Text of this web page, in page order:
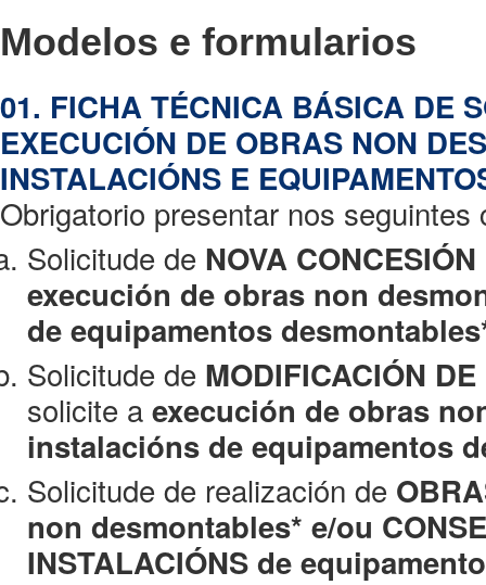
establece o dereito e a obriga de relacionarse coas Administracións
Públicas para a realización de calquera trámitedun
seguintes suxeitos:
Aspersoas xurídicas
Asentidades sen personalidade xurídica.
Quen exerza unha actividade profesional para a que
trámites e actuacións que realicen coas Administracións
profesional. En todo caso, dentro deste colectivo
propiedade e mercantís.
Quen represente a un interesado que estea obrigado
Administración.
Osempregados das Administracións Públicaspara os
razón da súa condición de empregado público, na forma
cada Administración.
Modelos e formularios
01. FICHA TÉCNICA BÁSICA DE
EXECUCIÓN DE OBRAS NON
INSTALACIÓNS E
Obrigatorio presentar nos seguintes
Solicitude de NOVA CONCESIÓN
execución de obras non
de equipamentos
Solicitude de MODIFICACIÓN
solicite a execución de obras
instalacións de equipamentos
Solicitude de realización de
non desmontables* e/ou
INSTALACIÓNS de